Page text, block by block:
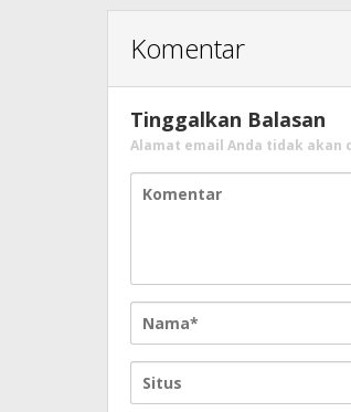
Komentar
Tinggalkan Balasan
Alamat email Anda tidak akan